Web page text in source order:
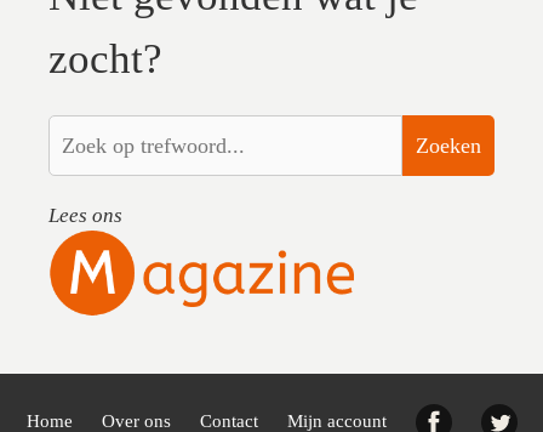
zocht?
Zoeken
Lees ons
Home Over ons Contact Mijn account Facebook